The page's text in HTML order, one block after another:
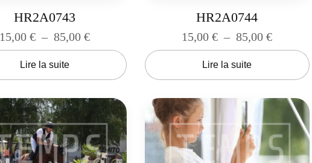
HR2A0743
15,00 € – 85,00 €
Lire la suite
HR2A0744
15,00€ – 85,00€
Lire la suite